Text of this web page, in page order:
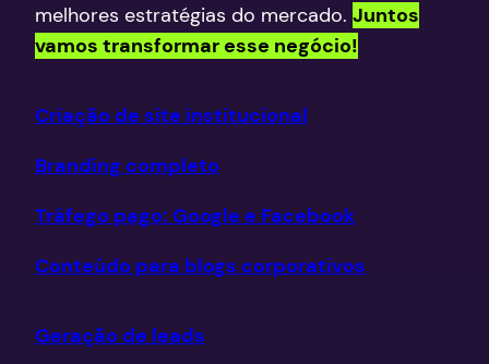
melhores estratégias do mercado. Juntos
vamos transformar esse negócio!
Criação de site institucional
Branding completo
Tráfego pago: Google e Facebook
Conteúdo para blogs corporativos
Geração de leads